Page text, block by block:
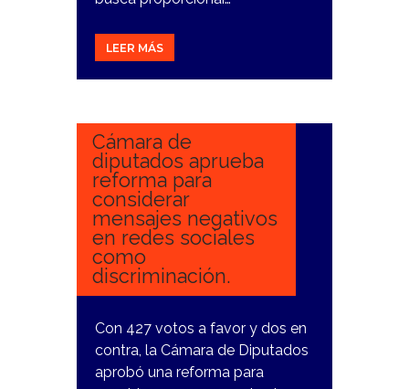
LEER MÁS
23
Cámara de
diputados aprueba
reforma para
considerar
mensajes negativos
en redes sociales
como
discriminación.
Con 427 votos a favor y dos en
contra, la Cámara de Diputados
aprobó una reforma para